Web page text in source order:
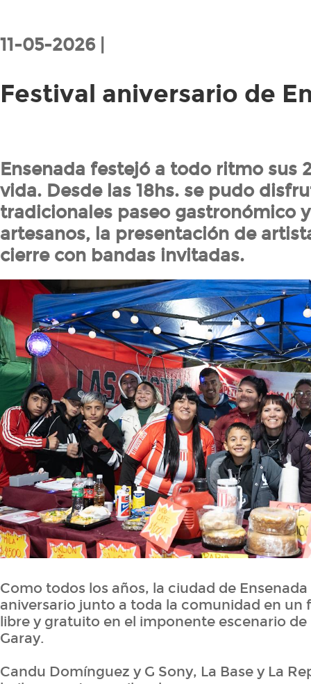
11-05-2026 |
Festival aniversario de
Ensenada festejó a todo ritmo sus
vida. Desde las 18hs. se pudo
tradicionales paseo gastronómico
artesanos, la presentación de
cierre con bandas invitadas.
Como todos los años, la ciudad de
aniversario junto a toda la comunidad en un
libre y gratuito en el imponente escenario de
Garay.
Candu Domínguez y G Sony, La Base y La